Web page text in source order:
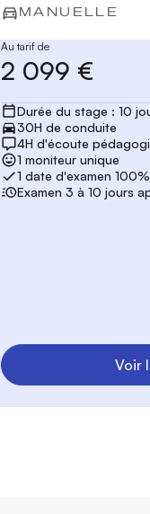
MANUELLE
Au tarif de
2 099 €
Durée du stage : 10
30H de conduite
4H d'écoute
1 moniteur unique
1 date d'examen
Examen 3 à 10 jours
Voir